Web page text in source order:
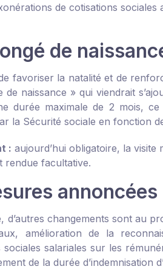
de cotisations
de
favoriser la natalité et de
naissance » qui viendrait
durée maximale de 2 mois,
la Sécurité sociale en fonction
: aujourd’hui obligatoire, la
rendue facultative.
annoncées
d’autres changements sont au
amélioration de la
sociales salariales sur les
de la durée d’indemnisation